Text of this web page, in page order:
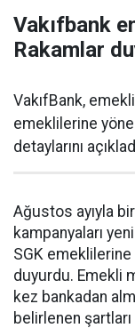
Vakıfbank
Rakamlar
VakıfBank,
emeklilerine
detaylarını
Ağustos ayıyla
kampanyaları
SGK
duyurdu. Emekli
kez bankadan
belirlenen